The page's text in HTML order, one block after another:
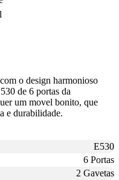
o design harmonioso
de 6 portas da
um movel bonito, que
e durabilidade.
E530
6 Portas
2 Gavetas